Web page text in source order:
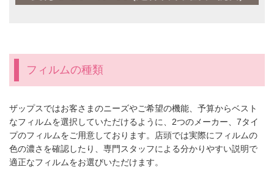
フィルムの種類
ザップスではお客さまのニーズやご希望の機能、予算からベスト
なフィルムを選択していただけるように、2つのメーカー、7タイ
プのフィルムをご用意しております。店頭では実際にフィルムの
色の濃さを確認したり、専門スタッフによる分かりやすい説明で
適正なフィルムをお選びいただけます。